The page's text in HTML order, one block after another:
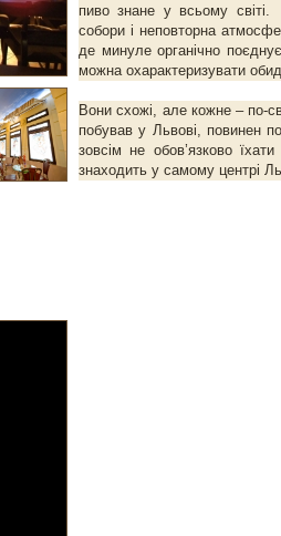
пиво знане у всьому світі.
собори і неповторна
де минуле органічно
можна охарактеризувати
Вони схожі, але кожне – по-
побував у Львові, повинен
зовсім не обов’язково
знаходить у самому центрі